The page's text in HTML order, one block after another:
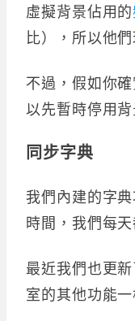
虛擬背景佔用的
比），所以他
不過，假如你
以先暫時停用背
同步字典
我們內建的字
時間，我們每
最近我們也更
室的其他功能